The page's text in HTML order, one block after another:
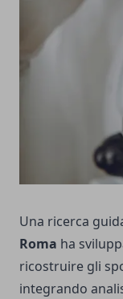
Una ricerca
Roma ha
ricostruire gli
integrando